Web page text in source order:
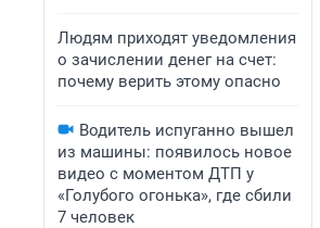
Людям приходят уведомления
о зачислении денег на счет:
почему верить этому опасно
Водитель испуганно вышел
из машины: появилось новое
видео с моментом ДТП у
«Голубого огонька», где сбили
7 человек